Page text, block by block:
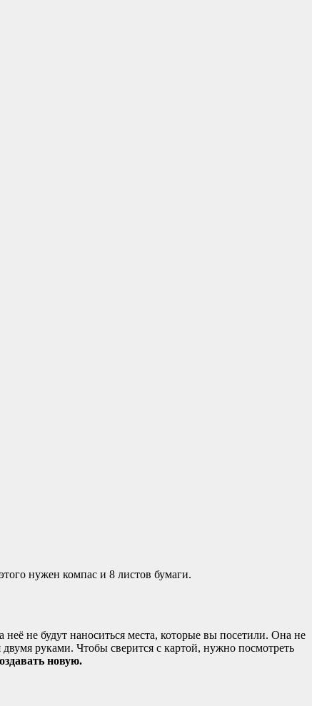
нужен компас и 8 листов бумаги.
не будут наноситься места, которые вы посетили. Она не
руками. Чтобы сверится с картой, нужно посмотреть
новую.